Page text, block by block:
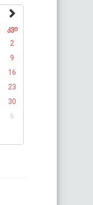
კვი
2
9
16
23
30
6